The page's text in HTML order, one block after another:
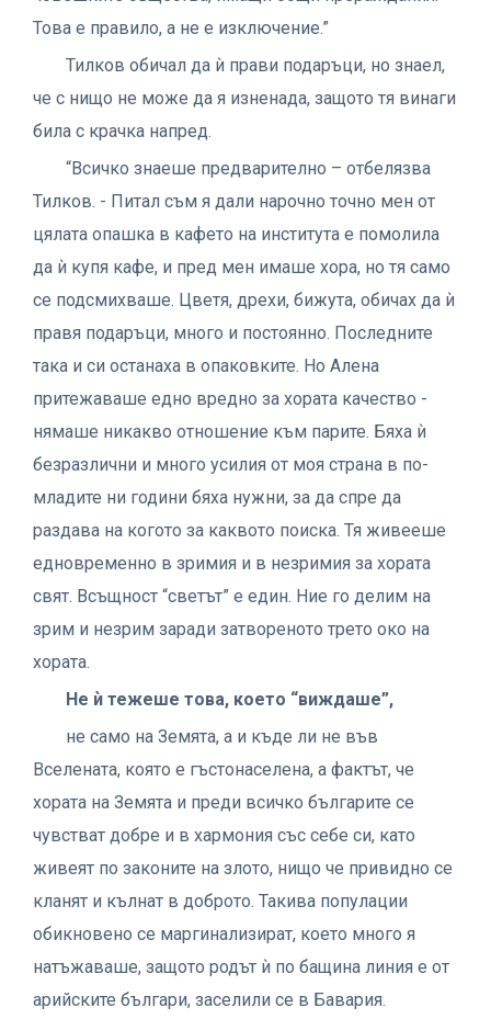
Това е правило, а не е изключение.”
Тилков обичал да ѝ прави подаръци, но знаел,
че с нищо не може да я изненада, защото тя винаги
била с крачка напред.
“Всичко знаеше предварително – отбелязва
Тилков. - Питал съм я дали нарочно точно мен от
цялата опашка в кафето на института е помолила
да ѝ купя кафе, и пред мен имаше хора, но тя само
се подсмихваше. Цветя, дрехи, бижута, обичах да ѝ
правя подаръци, много и постоянно. Последните
така и си останаха в опаковките. Но Алена
притежаваше едно вредно за хората качество -
нямаше никакво отношение към парите. Бяха ѝ
безразлични и много усилия от моя страна в по-
младите ни години бяха нужни, за да спре да
раздава на когото за каквото поиска. Тя живееше
едновременно в зримия и в незримия за хората
свят. Всъщност “светът” е един. Ние го делим на
зрим и незрим заради затвореното трето око на
хората.
Не ѝ тежеше това, което “виждаше”,
не само на Земята, а и къде ли не във
Вселената, която е гъстонаселена, а фактът, че
хората на Земята и преди всичко българите се
чувстват добре и в хармония със себе си, като
живеят по законите на злото, нищо че привидно се
кланят и кълнат в доброто. Такива популации
обикновено се маргинализират, което много я
натъжаваше, защото родът ѝ по бащина линия е от
арийските българи, заселили се в Бавария.